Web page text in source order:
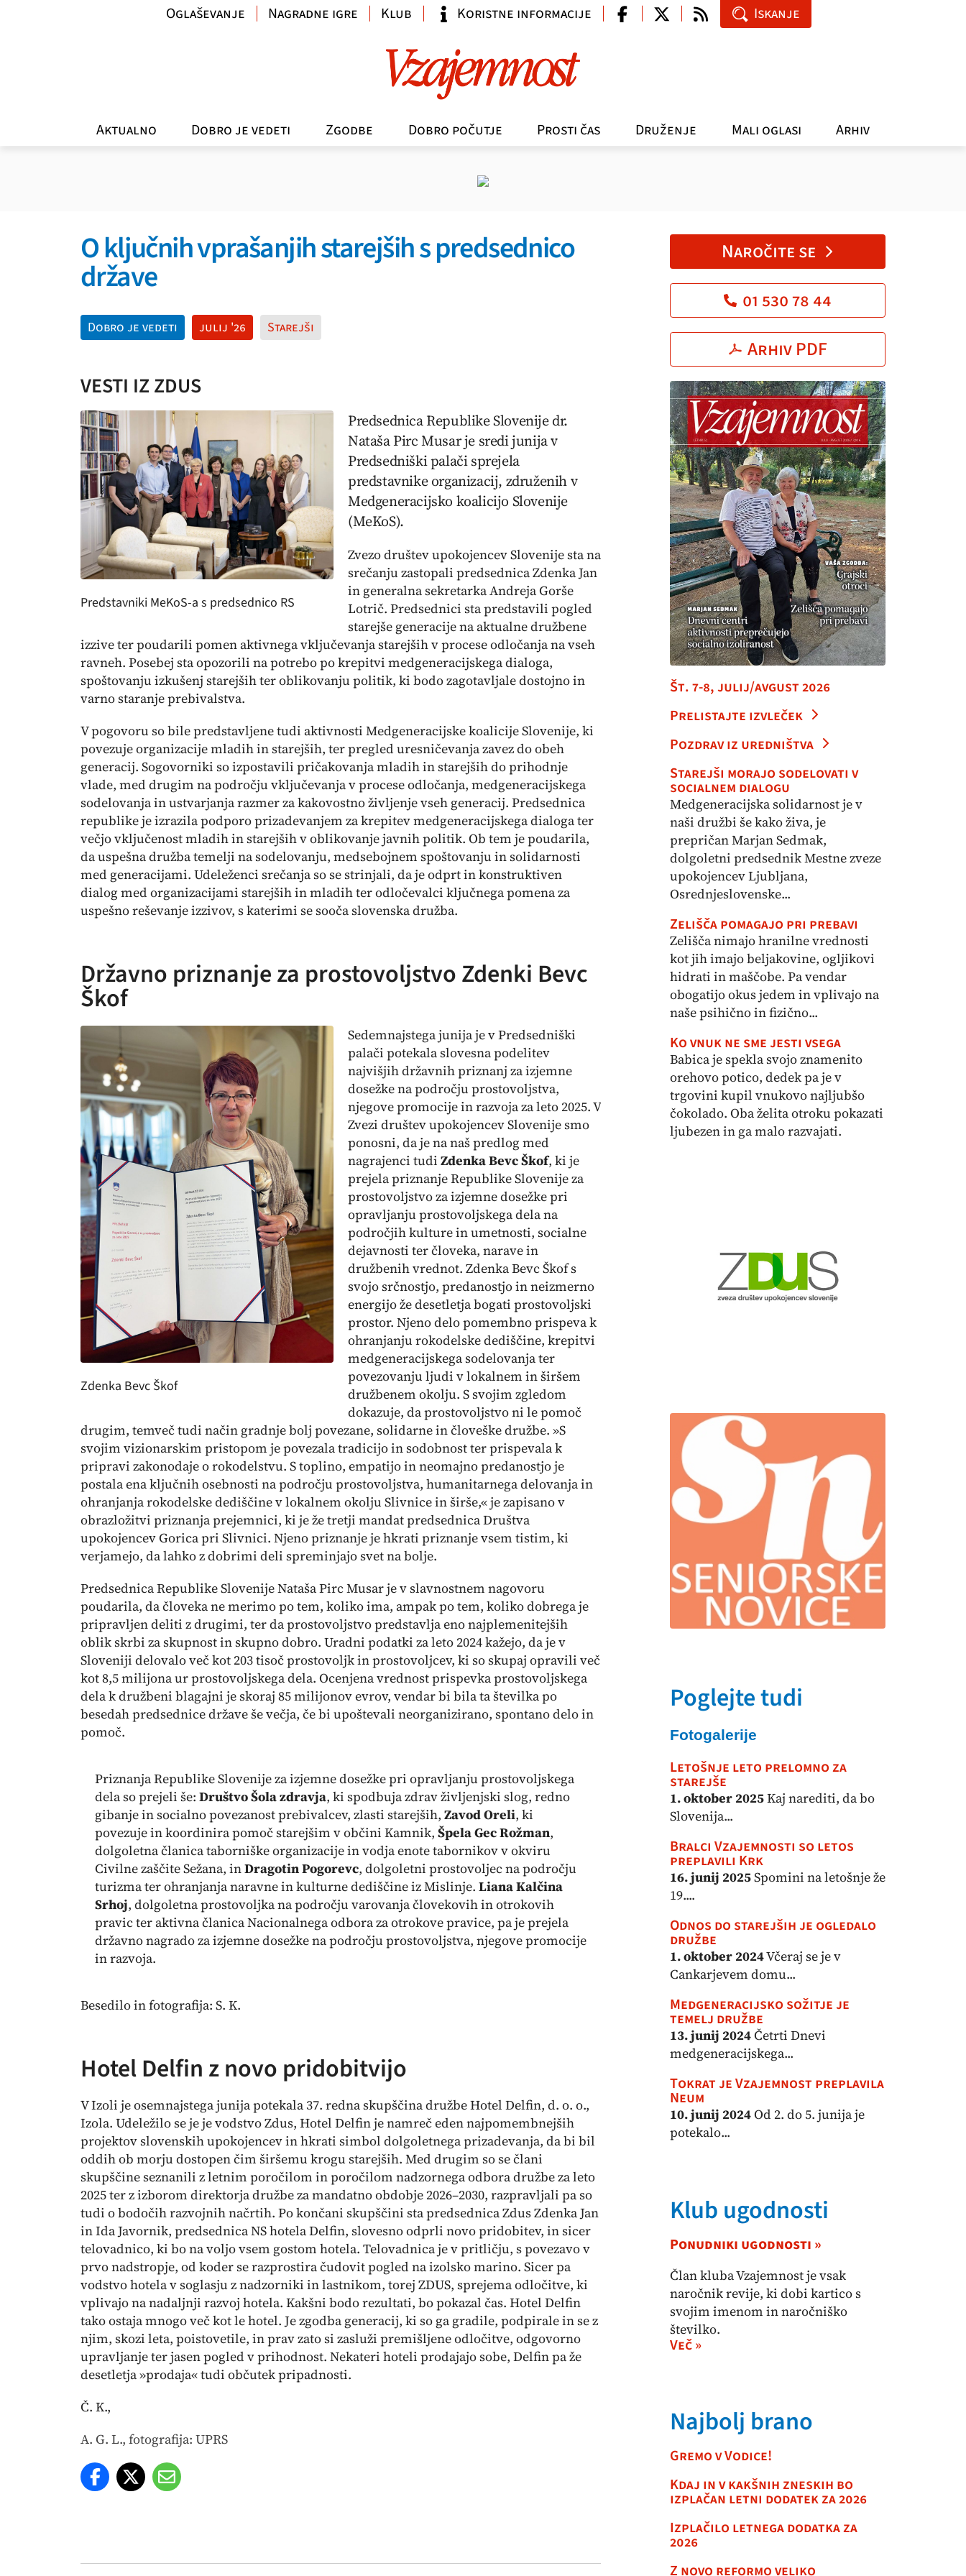
Aktualno Dobro je vedeti Zgodbe Dobro počutje Prosti čas Druženje Mali oglasi Arhiv
Oglaševanje Nagradne igre Klub Koristne informacije Iskanje
O ključnih vprašanjih starejših s predsednico
države
Dobro je vedeti julij '26 Starejši
VESTI IZ ZDUS
Predstavniki MeKoS-a s predsednico RS
Predsednica Republike Slovenije dr.
Nataša Pirc Musar je sredi junija v
Predsedniški palači sprejela
predstavnike organizacij, združenih v
Medgeneracijsko koalicijo Slovenije
(MeKoS).
Zvezo društev upokojencev Slovenije sta na
srečanju zastopali predsednica Zdenka Jan
in generalna sekretarka Andreja Gorše
Lotrič. Predsednici sta predstavili pogled
starejše generacije na aktualne družbene
izzive ter poudarili pomen aktivnega vključevanja starejših v procese odločanja na vseh
ravneh. Posebej sta opozorili na potrebo po krepitvi medgeneracijskega dialoga,
spoštovanju izkušenj starejših ter oblikovanju politik, ki bodo zagotavljale dostojno in
varno staranje prebivalstva.
V pogovoru so bile predstavljene tudi aktivnosti Medgeneracijske koalicije Slovenije, ki
povezuje organizacije mladih in starejših, ter pregled uresničevanja zavez do obeh
generacij. Sogovorniki so izpostavili pričakovanja mladih in starejših do prihodnje
vlade, med drugim na področju vključevanja v procese odločanja, medgeneracijskega
sodelovanja in ustvarjanja razmer za kakovostno življenje vseh generacij. Predsednica
republike je izrazila podporo prizadevanjem za krepitev medgeneracijskega dialoga ter
večjo vključenost mladih in starejših v oblikovanje javnih politik. Ob tem je poudarila,
da uspešna družba temelji na sodelovanju, medsebojnem spoštovanju in solidarnosti
med generacijami. Udeleženci srečanja so se strinjali, da je odprt in konstruktiven
dialog med organizacijami starejših in mladih ter odločevalci ključnega pomena za
uspešno reševanje izzivov, s katerimi se sooča slovenska družba.
Državno priznanje za prostovoljstvo Zdenki Bevc
Škof
Zdenka Bevc Škof
Sedemnajstega junija je v Predsedniški
palači potekala slovesna podelitev
najvišjih državnih priznanj za izjemne
dosežke na področju prostovoljstva,
njegove promocije in razvoja za leto 2025. V
Zvezi društev upokojencev Slovenije smo
ponosni, da je na naš predlog med
nagrajenci tudi Zdenka Bevc Škof, ki je
prejela priznanje Republike Slovenije za
prostovoljstvo za izjemne dosežke pri
opravljanju prostovoljskega dela na
področjih kulture in umetnosti, socialne
dejavnosti ter človeka, narave in
družbenih vrednot. Zdenka Bevc Škof s
svojo srčnostjo, predanostjo in neizmerno
energijo že desetletja bogati prostovoljski
prostor. Njeno delo pomembno prispeva k
ohranjanju rokodelske dediščine, krepitvi
medgeneracijskega sodelovanja ter
povezovanju ljudi v lokalnem in širšem
družbenem okolju. S svojim zgledom
dokazuje, da prostovoljstvo ni le pomoč
drugim, temveč tudi način gradnje bolj povezane, solidarne in človeške družbe. »S
svojim vizionarskim pristopom je povezala tradicijo in sodobnost ter prispevala k
pripravi zakonodaje o rokodelstvu. S toplino, empatijo in neomajno predanostjo je
postala ena ključnih osebnosti na področju prostovoljstva, humanitarnega delovanja in
ohranjanja rokodelske dediščine v lokalnem okolju Slivnice in širše,« je zapisano v
obrazložitvi priznanja prejemnici, ki je že tretji mandat predsednica Društva
upokojencev Gorica pri Slivnici. Njeno priznanje je hkrati priznanje vsem tistim, ki
verjamejo, da lahko z dobrimi deli spreminjajo svet na bolje.
Predsednica Republike Slovenije Nataša Pirc Musar je v slavnostnem nagovoru
poudarila, da človeka ne merimo po tem, koliko ima, ampak po tem, koliko dobrega je
pripravljen deliti z drugimi, ter da prostovoljstvo predstavlja eno najplemenitejših
oblik skrbi za skupnost in skupno dobro. Uradni podatki za leto 2024 kažejo, da je v
Sloveniji delovalo več kot 203 tisoč prostovoljk in prostovoljcev, ki so skupaj opravili več
kot 8,5 milijona ur prostovoljskega dela. Ocenjena vrednost prispevka prostovoljskega
dela k družbeni blagajni je skoraj 85 milijonov evrov, vendar bi bila ta številka po
besedah predsednice države še večja, če bi upoštevali neorganizirano, spontano delo in
pomoč.
Priznanja Republike Slovenije za izjemne dosežke pri opravljanju prostovoljskega
dela so prejeli še: Društvo Šola zdravja, ki spodbuja zdrav življenjski slog, redno
gibanje in socialno povezanost prebivalcev, zlasti starejših, Zavod Oreli, ki
povezuje in koordinira pomoč starejšim v občini Kamnik, Špela Gec Rožman,
dolgoletna članica taborniške organizacije in vodja enote tabornikov v okviru
Civilne zaščite Sežana, inDragotin Pogorevc, dolgoletni prostovoljec na področju
turizma ter ohranjanja naravne in kulturne dediščine iz Mislinje. Liana Kalčina
Srhoj, dolgoletna prostovoljka na področju varovanja človekovih in otrokovih
pravic ter aktivna članica Nacionalnega odbora za otrokove pravice, pa je prejela
državno nagrado za izjemne dosežke na področju prostovoljstva, njegove promocije
in razvoja.
Besedilo in fotografija: S. K.
Hotel Delfin z novo pridobitvijo
V Izoli je osemnajstega junija potekala 37. redna skupščina družbe Hotel Delfin, d. o. o.,
Izola. Udeležilo se je je vodstvo Zdus, Hotel Delfin je namreč eden najpomembnejših
projektov slovenskih upokojencev in hkrati simbol dolgoletnega prizadevanja, da bi bil
oddih ob morju dostopen čim širšemu krogu starejših. Med drugim so se člani
skupščine seznanili z letnim poročilom in poročilom nadzornega odbora družbe za leto
2025 ter z izborom direktorja družbe za mandatno obdobje 2026–2030, razpravljali pa so
tudi o bodočih razvojnih načrtih. Po končani skupščini sta predsednica Zdus Zdenka Jan
in Ida Javornik, predsednica NS hotela Delfin, slovesno odprli novo pridobitev, in sicer
telovadnico, ki bo na voljo vsem gostom hotela. Telovadnica je v pritličju, s povezavo v
prvo nadstropje, od koder se razprostira čudovit pogled na izolsko marino. Sicer pa
vodstvo hotela v soglasju z nadzorniki in lastnikom, torej ZDUS, sprejema odločitve, ki
vplivajo na nadaljnji razvoj hotela. Kakšni bodo rezultati, bo pokazal čas. Hotel Delfin
tako ostaja mnogo več kot le hotel. Je zgodba generacij, ki so ga gradile, podpirale in se z
njim, skozi leta, poistovetile, in prav zato si zasluži premišljene odločitve, odgovorno
upravljanje ter jasen pogled v prihodnost. Nekateri hoteli prodajajo sobe, Delfin pa že
desetletja »prodaja« tudi občutek pripadnosti.
Č. K.,
A. G. L., fotografija: UPRS
Naročite se
01 530 78 44
Arhiv PDF
Št. 7-8, julij/avgust 2026
Prelistajte izvleček
Pozdrav iz uredništva
Starejši morajo sodelovati v
socialnem dialogu
Medgeneracijska solidarnost je v
naši družbi še kako živa, je
prepričan Marjan Sedmak,
dolgoletni predsednik Mestne zveze
upokojencev Ljubljana,
Osrednjeslovenske...
Zelišča pomagajo pri prebavi
Zelišča nimajo hranilne vrednosti
kot jih imajo beljakovine, ogljikovi
hidrati in maščobe. Pa vendar
obogatijo okus jedem in vplivajo na
naše psihično in fizično...
Ko vnuk ne sme jesti vsega
Babica je spekla svojo znamenito
orehovo potico, dedek pa je v
trgovini kupil vnukovo najljubšo
čokolado. Oba želita otroku pokazati
ljubezen in ga malo razvajati.
Poglejte tudi
Fotogalerije
Letošnje leto prelomno za
starejše
1. oktober 2025Kaj narediti, da bo
Slovenija...
Bralci Vzajemnosti so letos
preplavili Krk
16. junij 2025Spomini na letošnje že
19....
Odnos do starejših je ogledalo
družbe
1. oktober 2024Včeraj se je v
Cankarjevem domu...
Medgeneracijsko sožitje je
temelj družbe
13. junij 2024Četrti Dnevi
medgeneracijskega...
Tokrat je Vzajemnost preplavila
Neum
10. junij 2024Od 2. do 5. junija je
potekalo...
Klub ugodnosti
Ponudniki ugodnosti »
Član kluba Vzajemnost je vsak
naročnik revije, ki dobi kartico s
svojim imenom in naročniško
številko.
Več »
Najbolj brano
Gremo v Vodice!
Kdaj in v kakšnih zneskih bo
izplačan letni dodatek za 2026
Izplačilo letnega dodatka za
2026
Z novo reformo veliko